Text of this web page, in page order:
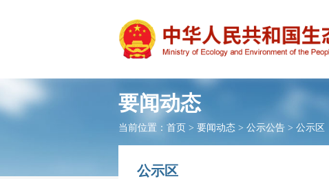
要闻动态
当前位置： 首页 > 要闻动态 > 公示公告 > 公示区
公示区